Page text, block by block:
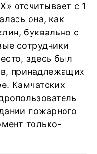
отсчитывает с 1
она, как
буквально с
сотрудники
здесь был
принадлежащих
Камчатских
пожарного
только-